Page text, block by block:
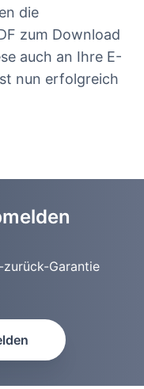
die
zum Download
auch an Ihre E-
nun erfolgreich
zurück-Garantie